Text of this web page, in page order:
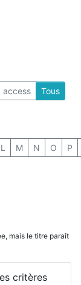
access Tous
L M N O P
mais le titre paraît
critères